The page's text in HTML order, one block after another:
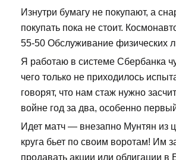
Изнутри бумагу не покупают, а
покупать пока не стоит.
55-50 Обслуживание физических
Я работаю в системе Сбербанка
чего только не приходилось
говорят, что нам стаж нужно
войне год за два, особенно
Идет матч — внезапно Мунтян из
круга бьет по своим воротам! Им
продавать акции или облигации в